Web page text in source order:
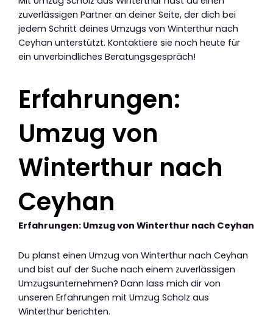
zuverlässigen Partner an deiner Seite, der dich bei
jedem Schritt deines Umzugs von Winterthur nach
Ceyhan unterstützt. Kontaktiere sie noch heute für
ein unverbindliches Beratungsgespräch!
Erfahrungen:
Umzug von
Winterthur nach
Ceyhan
Erfahrungen: Umzug von Winterthur nach Ceyhan
Du planst einen Umzug von Winterthur nach Ceyhan
und bist auf der Suche nach einem zuverlässigen
Umzugsunternehmen? Dann lass mich dir von
unseren Erfahrungen mit Umzug Scholz aus
Winterthur berichten.